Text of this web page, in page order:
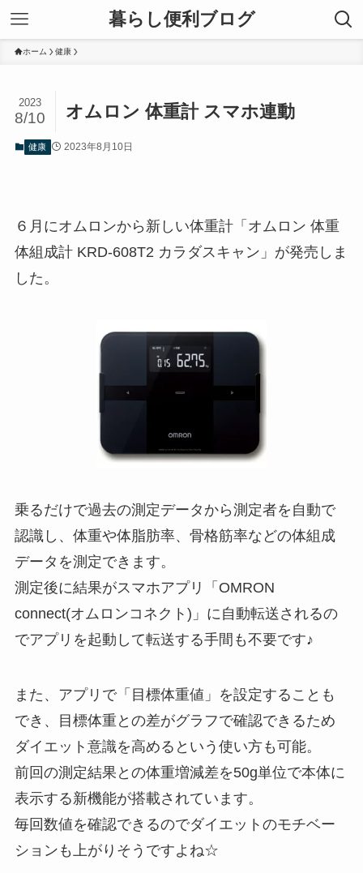
暮らし便利ブログ
ホーム 健康
オムロン 体重計 スマホ連動
2023
8/10
健康 2023年8月10日
６月にオムロンから新しい体重計「オムロン 体重
体組成計 KRD-608T2 カラダスキャン」が発売しま
した。
乗るだけで過去の測定データから測定者を自動で
認識し、体重や体脂肪率、骨格筋率などの体組成
データを測定できます。
測定後に結果がスマホアプリ「OMRON
connect(オムロンコネクト)」に自動転送されるの
でアプリを起動して転送する手間も不要です♪
また、アプリで「目標体重値」を設定することも
でき、目標体重との差がグラフで確認できるため
ダイエット意識を高めるという使い方も可能。
前回の測定結果との体重増減差を50g単位で本体に
表示する新機能が搭載されています。
毎回数値を確認できるのでダイエットのモチベー
ションも上がりそうですよね☆